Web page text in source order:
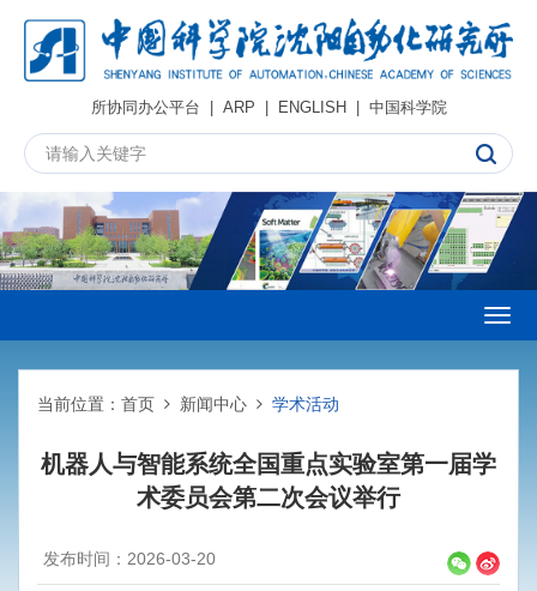
所协同办公平台 | ARP | ENGLISH| 中国科学院
当前位置： 首页 新闻中心 学术活动
机器人与智能系统全国重点实验室第一届学
术委员会第二次会议举行
发布时间：2026-03-20